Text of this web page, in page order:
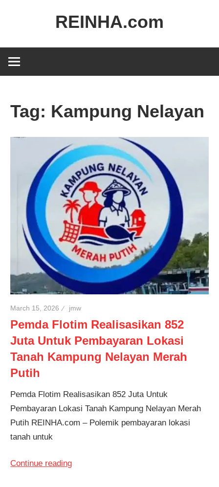
REINHA.com
Berita
Tag: Kampung Nelayan
March 15, 2026 jmw
Pemda Flotim Realisasikan 852
Juta Untuk Pembayaran Lokasi
Tanah Kampung Nelayan Merah
Putih
Pemda Flotim Realisasikan 852 Juta Untuk
Pembayaran Lokasi Tanah Kampung Nelayan Merah
Putih REINHA.com – Polemik pembayaran lokasi
tanah untuk
Continue reading